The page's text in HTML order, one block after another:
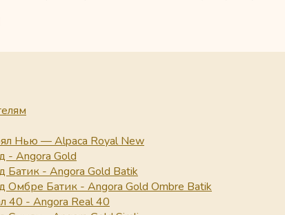
Нью — Alpaca Royal New
- Angora Gold
Батик - Angora Gold Batik
Омбре Батик - Angora Gold Ombre Batik
40 - Angora Real 40